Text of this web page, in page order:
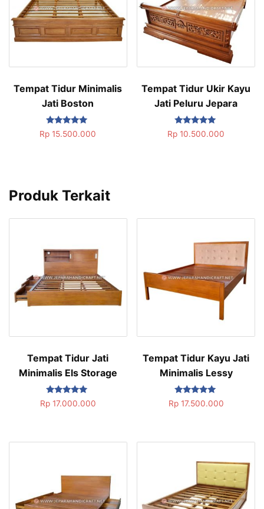
Tempat Tidur Minimalis
Jati Boston
Dinilai
5.00
Rp 15.500.000
Tempat Tidur Ukir Kayu
Jati Peluru Jepara
Dinilai
5.00
Rp 10.500.000
Produk Terkait
Tempat Tidur Jati
Minimalis Els Storage
Dinilai
5.00
Rp17.000.000
Tempat Tidur Kayu Jati
Minimalis Lessy
Dinilai
5.00
Rp17.500.000